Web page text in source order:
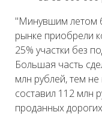
"Минувшим летом
рынке приобрели
25% участки без
Большая часть
млн рублей, тем
составил 112 млн
проданных